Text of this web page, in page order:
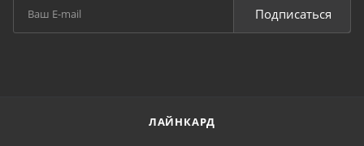
Подписаться
ЛАЙНКАРД